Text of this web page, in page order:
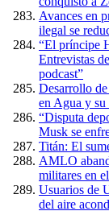
Avances en
ilegal se
“El príncipe
Entrevistas
podcast”
Desarrollo
en Agua y
“Disputa
Musk se
Titán: El
AMLO
militares en
Usuarios de
del aire